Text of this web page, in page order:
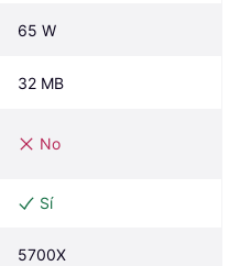
65 W
32 MB
No
Sí
5700X